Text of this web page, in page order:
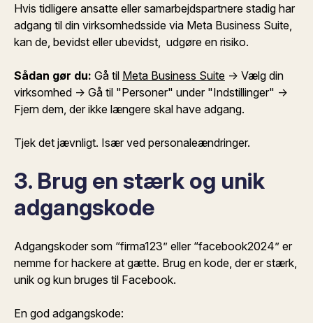
Hvis tidligere ansatte eller samarbejdspartnere stadig har
adgang til din virksomhedsside via Meta Business Suite,
kan de, bevidst eller ubevidst, udgøre en risiko.
Sådan gør du: Gå til Meta Business Suite → Vælg din
virksomhed → Gå til "Personer" under "Indstillinger" →
Fjern dem, der ikke længere skal have adgang.
Tjek det jævnligt. Især ved personaleændringer.
3. Brug en stærk og unik
adgangskode
Adgangskoder som “firma123” eller “facebook2024” er
nemme for hackere at gætte. Brug en kode, der er stærk,
unik og kun bruges til Facebook.
En god adgangskode: